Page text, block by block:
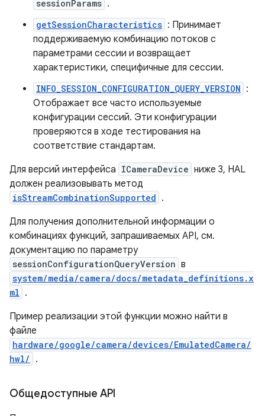
sessionParams .
getSessionCharacteristics : Принимает
поддерживаемую комбинацию потоков с
параметрами сессии и возвращает
характеристики, специфичные для сессии.
INFO_SESSION_CONFIGURATION_QUERY_VERSION :
Отображает все часто используемые
конфигурации сессий. Эти конфигурации
проверяются в ходе тестирования на
соответствие стандартам.
Для версий интерфейса ICameraDevice ниже 3, HAL
должен реализовывать метод
isStreamCombinationSupported .
Для получения дополнительной информации о
комбинациях функций, запрашиваемых API, см.
документацию по параметру
sessionConfigurationQueryVersion в
system/media/camera/docs/metadata_definitions.x
ml .
Пример реализации этой функции можно найти в
файле
hardware/google/camera/devices/EmulatedCamera/
hwl/
.
Общедоступные API